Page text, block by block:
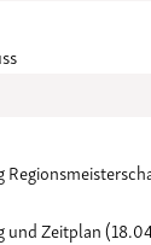
Zeitplan